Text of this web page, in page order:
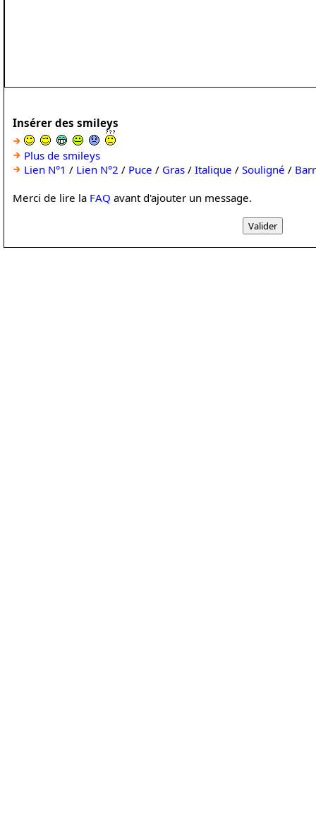
Insérer des smileys
Plus de smileys
Lien N°1 / Lien N°2 / Puce / Gras / Italique / Souligné /
Merci de lire la FAQ avant d'ajouter un message.